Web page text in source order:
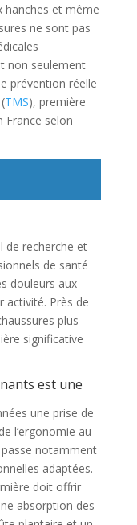
hanches et même
ne sont pas
non seulement
prévention réelle
TMS), première
France selon
de recherche et
de santé
douleurs aux
activité. Près de
plus
significative
est une
une prise de
l’ergonomie au
notamment
adaptées.
doit offrir
absorption des